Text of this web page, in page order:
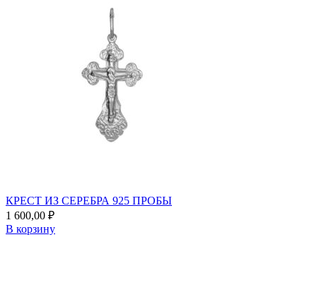
КРЕСТ ИЗ СЕРЕБРА 925 ПРОБЫ
1 600,00 ₽
В корзину